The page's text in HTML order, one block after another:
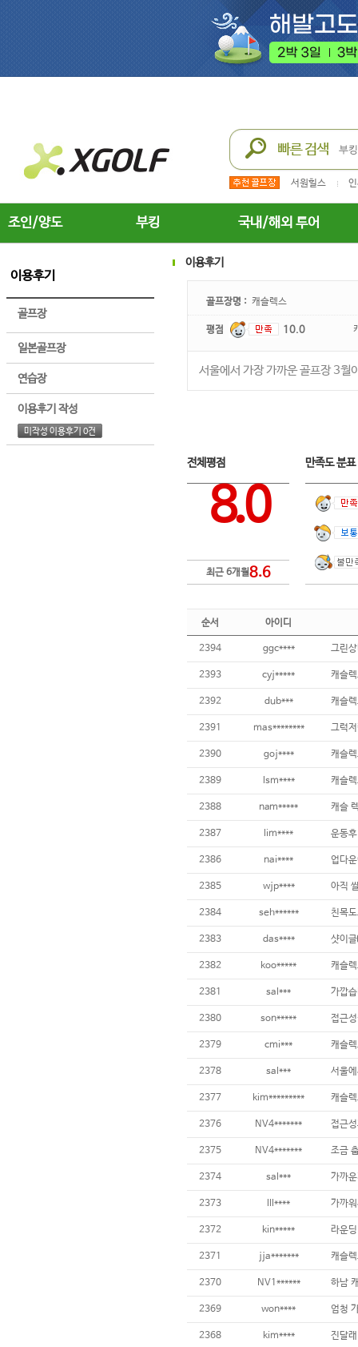
서원힐스
조인/양도 부킹 국내/해외 투어
이용후기
골프장
일본골프장
연습장
이용후기 작성
미작성 이용후기 0건
이용후기
골프장명 : 캐슬렉스
평점 10.0
서울에서 가장 가까운 골프장 3월
전체평점
8.0
최근 6개월8.6
만족도 분
순서 아이디
2394 ggc**** 그린
2393 cyj***** 캐슬
2392 dub*** 캐슬
2391 mas******** 그럭
2390 goj**** 캐슬
2389 lsm**** 캐슬
2388 nam***** 캐슬
2387 lim**** 운동
2386 nai**** 업다
2385 wjp****
2384 seh****** 친목
2383 das**** 샷이글
2382 koo***** 캐슬
2381 sal*** 가깝
2380 son***** 접근
2379 cmi***
2378 sal*** 서울
2377 kim********* 캐슬
2376 NV4******* 접근
2375 NV4*******
2374 sal*** 가까
2373 lll**** 가까
2372 kin***** 라운
2371 jja******* 캐슬
2370 NV1****** 하남
2369 won**** 엄청
2368 kim**** 진달